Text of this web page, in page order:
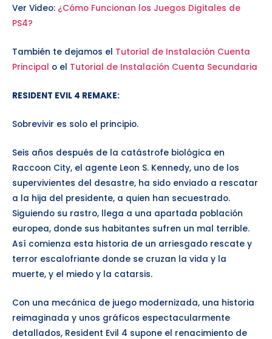
Ver Video: ¿Cómo Funcionan los Juegos Digitales de
PS4?
También te dejamos el Tutorial de Instalación Cuenta
Principal o el Tutorial de Instalación Cuenta Secundaria
RESIDENT EVIL 4 REMAKE:
Sobrevivir es solo el principio.
Seis años después de la catástrofe biológica en
Raccoon City, el agente Leon S. Kennedy, uno de los
supervivientes del desastre, ha sido enviado a rescatar
a la hija del presidente, a quien han secuestrado.
Siguiendo su rastro, llega a una apartada población
europea, donde sus habitantes sufren un mal terrible.
Así comienza esta historia de un arriesgado rescate y
terror escalofriante donde se cruzan la vida y la
muerte, y el miedo y la catarsis.
Con una mecánica de juego modernizada, una historia
reimaginada y unos gráficos espectacularmente
detallados, Resident Evil 4 supone el renacimiento de